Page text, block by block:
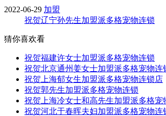
2022-06-29 加盟
祝贺辽宁孙先生加盟派多格宠物连锁
猜你喜欢看
祝贺福建许女士加盟派多格宠物连锁
祝贺北京通州姜女士加盟派多格宠物连
祝贺上海郁女生加盟派多格宠物连锁店
祝贺郭先生加盟派多格宠物连锁
祝贺上海冷女士和高先生加盟派多格宠
祝贺河北于春晖夫妇加盟派多格宠物连